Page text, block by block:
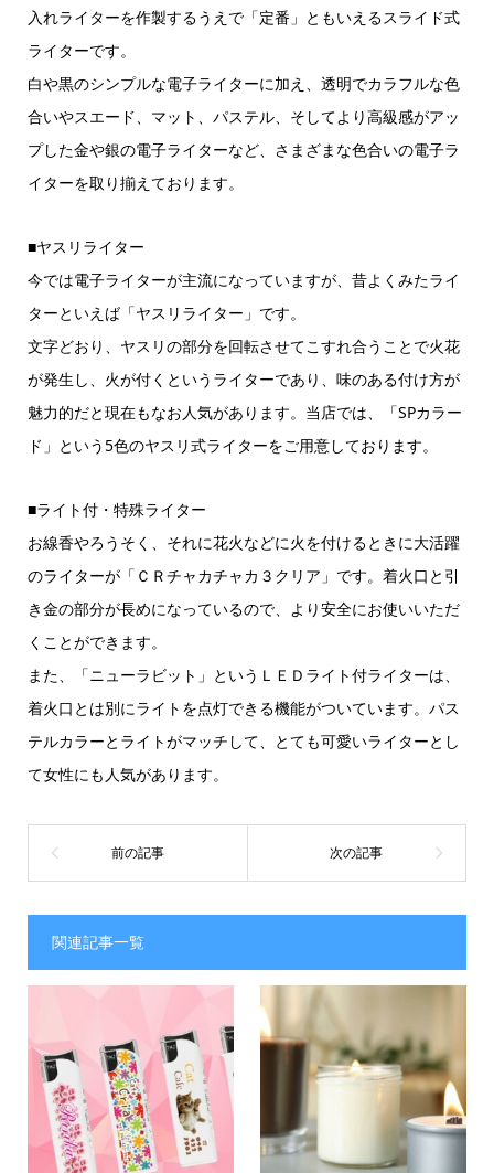
入れライターを作製するうえで「定番」ともいえるスライド式
ライターです。
白や黒のシンプルな電子ライターに加え、透明でカラフルな色
合いやスエード、マット、パステル、そしてより高級感がアッ
プした金や銀の電子ライターなど、さまざまな色合いの電子ラ
イターを取り揃えております。
■ヤスリライター
今では電子ライターが主流になっていますが、昔よくみたライ
ターといえば「ヤスリライター」です。
文字どおり、ヤスリの部分を回転させてこすれ合うことで火花
が発生し、火が付くというライターであり、味のある付け方が
魅力的だと現在もなお人気があります。当店では、「SPカラー
ド」という5色のヤスリ式ライターをご用意しております。
■ライト付・特殊ライター
お線香やろうそく、それに花火などに火を付けるときに大活躍
のライターが「ＣＲチャカチャカ３クリア」です。着火口と引
き金の部分が長めになっているので、より安全にお使いいただ
くことができます。
また、「ニューラビット」というＬＥＤライト付ライターは、
着火口とは別にライトを点灯できる機能がついています。パス
テルカラーとライトがマッチして、とても可愛いライターとし
て女性にも人気があります。
関連記事一覧